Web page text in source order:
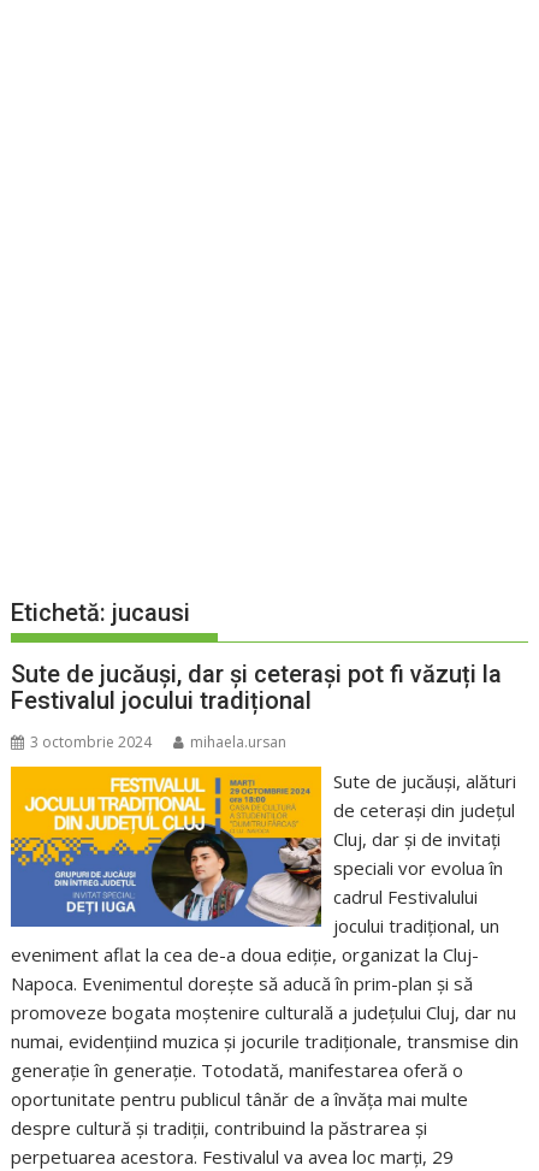
Etichetă: jucausi
Sute de jucăuși, dar și ceterași pot fi văzuți la
Festivalul jocului tradițional
3 octombrie 2024 mihaela.ursan
Sute de jucăuși, alături
de ceterași din județul
Cluj, dar și de invitați
speciali vor evolua în
cadrul Festivalului
jocului tradițional, un
eveniment aflat la cea de-a doua ediție, organizat la Cluj-
Napoca. Evenimentul dorește să aducă în prim-plan și să
promoveze bogata moștenire culturală a județului Cluj, dar nu
numai, evidențiind muzica și jocurile tradiționale, transmise din
generație în generație. Totodată, manifestarea oferă o
oportunitate pentru publicul tânăr de a învăța mai multe
despre cultură și tradiții, contribuind la păstrarea și
perpetuarea acestora. Festivalul va avea loc marți, 29